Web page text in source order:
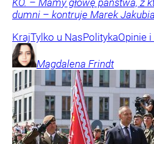
dumni – kontruje Marek
KrajTylko u NasPolitykaOpinie
Magdalena Frindt